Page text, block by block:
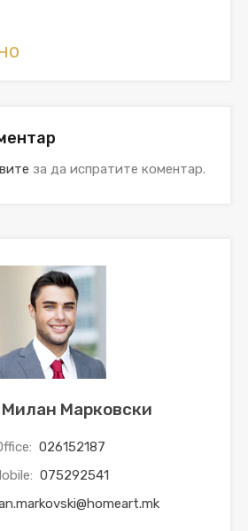
за да испратите коментар.
Марковски
026152187
075292541